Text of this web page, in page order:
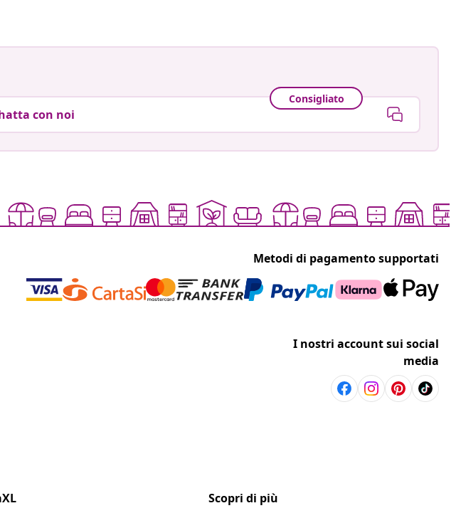
Consigliato
con noi
Metodi di pagamento supportati
I nostri account sui social
media
Scopri di più